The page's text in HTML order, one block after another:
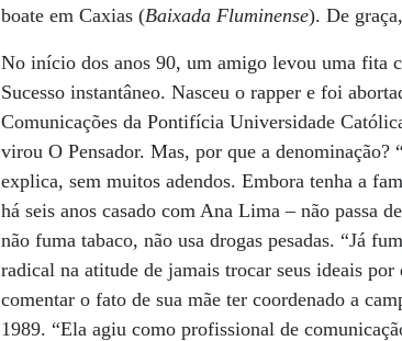
boate em Caxias (Baixada Fluminense). De
No início dos anos 90, um amigo levou uma fita
Sucesso instantâneo. Nasceu o rapper e foi
Comunicações da Pontifícia Universidade
virou O Pensador. Mas, por que a
explica, sem muitos adendos. Embora tenha a
há seis anos casado com Ana Lima – não passa
não fuma tabaco, não usa drogas pesadas. “Já
radical na atitude de jamais trocar seus ideais
comentar o fato de sua mãe ter coordenado a
1989. “Ela agiu como profissional de